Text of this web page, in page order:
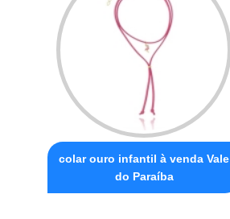
colar ouro infantil à venda Vale
do Paraíba